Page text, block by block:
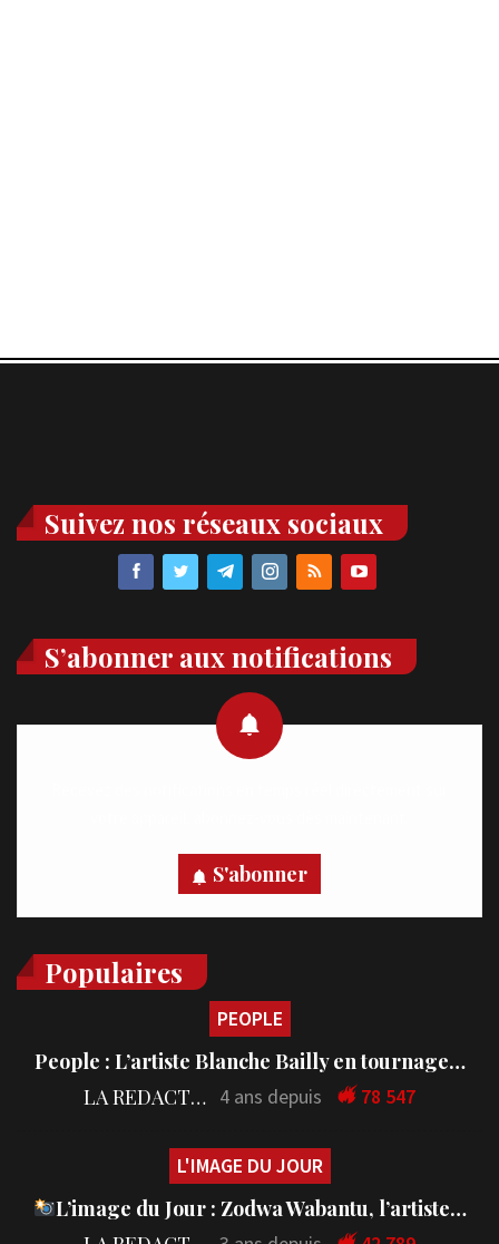
Suivez nos réseaux sociaux
S’abonner aux notifications
S'abonner
Populaires
PEOPLE
People : L’artiste Blanche Bailly en tournage…
LA REDACTION 4 ans depuis 78 547
L'IMAGE DU JOUR
L’image du Jour : Zodwa Wabantu, l’artiste…